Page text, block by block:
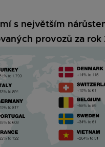
s největším
provozů za rok